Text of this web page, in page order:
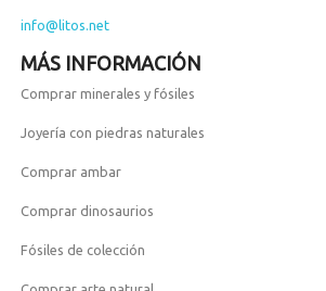
info@litos.net
MÁS INFORMACIÓN
Comprar minerales y fósiles
Joyería con piedras naturales
Comprar ambar
Comprar dinosaurios
Fósiles de colección